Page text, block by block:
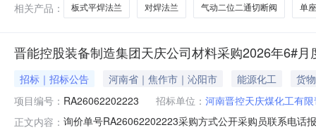
相关产品：
板式平焊法兰 对焊法兰 气动二位二通切断阀 单
晋能控股装备制造集团天庆公司材料采购2026年6#
招标｜招标公告 河南省｜焦作市｜沁阳市 能源化工
货物
项目编号： RA26062202223 招标单位： 河南晋控天庆煤化工有
正文内容： 询价单号RA26062202223采购方式公开采购员联系电话